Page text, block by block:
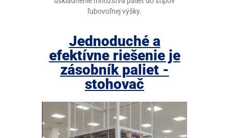
ľubovoľnej výšky.
Jednoduché a
efektívne riešenie je
zásobník paliet -
stohovač